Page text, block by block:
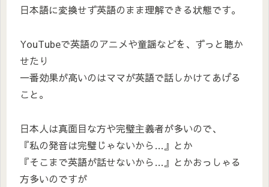
日本語に変換せず英語のまま理解できる状態です。
YouTubeで英語のアニメや童謡などを、ずっと聴か
せたり
一番効果が高いのはママが英語で話しかけてあげる
こと。
日本人は真面目な方や完璧主義者が多いので、
『私の発音は完璧じゃないから…』とか
『そこまで英語が話せないから…』とかおっしゃる
方多いのですが